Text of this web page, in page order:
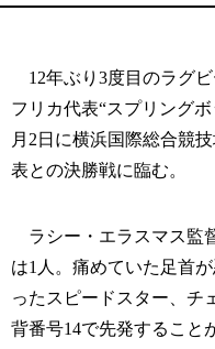
12年ぶり3度目のラグ
フリカ代表“スプリング
月2日に横浜国際総合競
表との決勝戦に臨む。
ラシー・エラスマス監
は1人。痛めていた足首
ったスピードスター、チ
背番号14で先発すること